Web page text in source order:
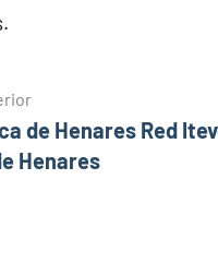
de Henares Red
Henares